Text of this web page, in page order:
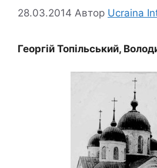
28.03.2014 Автор Ucraina
Георгій Топільський,